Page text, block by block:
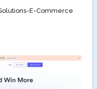
E-Commerce